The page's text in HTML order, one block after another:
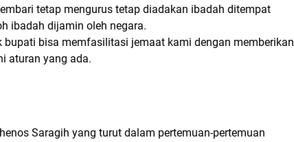
tetap mengurus tetap diadakan ibadah ditempat
ibadah dijamin oleh negara.
bupati bisa memfasilitasi jemaat kami dengan memberikan
aturan yang ada.
Saragih yang turut dalam pertemuan-pertemuan